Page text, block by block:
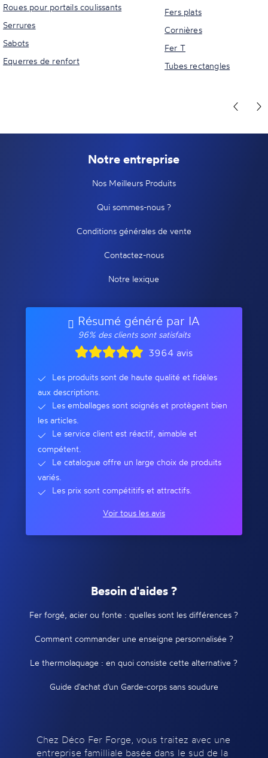
Roues pour portails coulissants
Serrures
Sabots
Equerres de renfort
Fers plats
Cornières
Fer T
Tubes rectangles
Notre entreprise
Nos Meilleurs Produits
Qui sommes-nous ?
Conditions générales de vente
Contactez-nous
Notre lexique
Résumé généré par IA
96% des clients sont satisfaits
3964 avis
Les produits sont de haute qualité et fidèles
aux descriptions.
Les emballages sont soignés et protègent bien
les articles.
Le service client est réactif, aimable et
compétent.
Le catalogue offre un large choix de produits
variés.
Les prix sont compétitifs et attractifs.
Voir tous les avis
Besoin d'aides ?
Fer forgé, acier ou fonte : quelles sont les différences ?
Comment commander une enseigne personnalisée ?
Le thermolaquage : en quoi consiste cette alternative ?
Guide d'achat d'un Garde-corps sans soudure
Chez Déco Fer Forge, vous traitez avec une
entreprise familliale basée dans le sud de la